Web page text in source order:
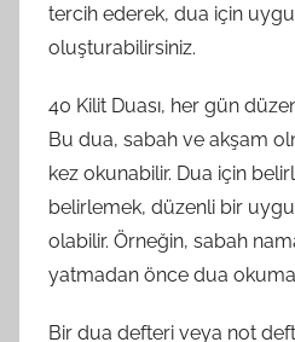
tercih ederek, dua için
oluşturabilirsiniz.
40 Kilit Duası, her gün
Bu dua, sabah ve akşam
kez okunabilir. Dua için
belirlemek, düzenli bir
olabilir. Örneğin, sabah
yatmadan önce dua
Bir dua defteri veya not